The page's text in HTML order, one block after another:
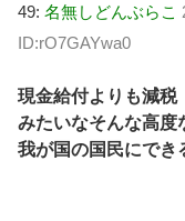
49: 名無しどんぶらこ
ID:rO7GAYwa0
現金給付よりも減税
みたいなそんな高度
我が国の国民にでき